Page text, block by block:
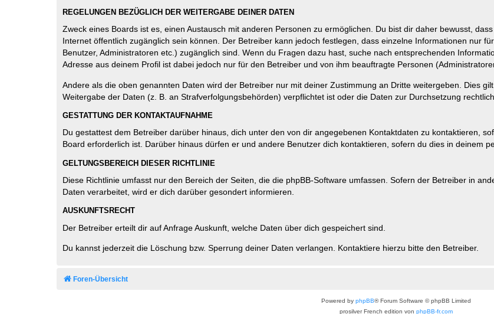
REGELUNGEN BEZÜGLICH DER WEITERGABE DEINER DATEN
Zweck eines Boards ist es, einen Austausch mit anderen Personen zu ermöglichen. Du bist dir daher bewusst,
Internet öffentlich zugänglich sein können. Der Betreiber kann jedoch festlegen, dass einzelne Informationen nur
Benutzer, Administratoren etc.) zugänglich sind. Wenn du Fragen dazu hast, suche nach entsprechenden
Adresse aus deinem Profil ist dabei jedoch nur für den Betreiber und von ihm beauftragte Personen
Andere als die oben genannten Daten wird der Betreiber nur mit deiner Zustimmung an Dritte weitergeben. Dies
Weitergabe der Daten (z. B. an Strafverfolgungsbehörden) verpflichtet ist oder die Daten zur Durchsetzung
GESTATTUNG DER KONTAKTAUFNAHME
Du gestattest dem Betreiber darüber hinaus, dich unter den von dir angegebenen Kontaktdaten zu kontaktieren,
Board erforderlich ist. Darüber hinaus dürfen er und andere Benutzer dich kontaktieren, sofern du dies in deinem
GELTUNGSBEREICH DIESER RICHTLINIE
Diese Richtlinie umfasst nur den Bereich der Seiten, die die phpBB-Software umfassen. Sofern der Betreiber in
Daten verarbeitet, wird er dich darüber gesondert informieren.
AUSKUNFTSRECHT
Der Betreiber erteilt dir auf Anfrage Auskunft, welche Daten über dich gespeichert sind.
Du kannst jederzeit die Löschung bzw. Sperrung deiner Daten verlangen. Kontaktiere hierzu bitte den Betreiber.
Foren-Übersicht
Powered by phpBB® Forum Software © phpBB Limited
prosilver French edition von phpBB-fr.com